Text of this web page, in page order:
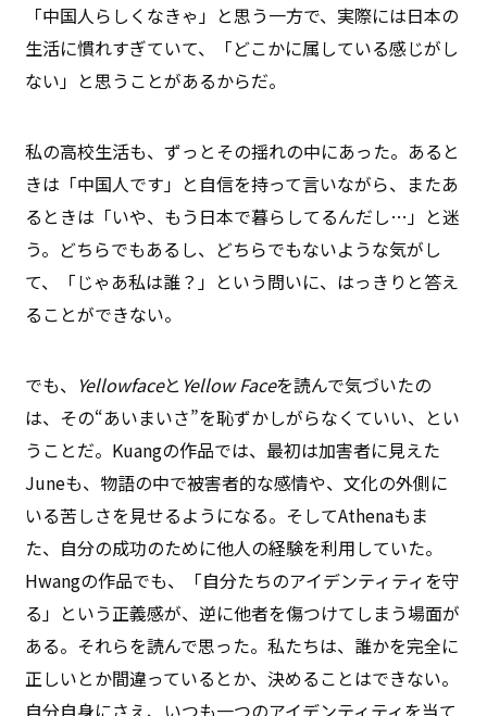
「中国人らしくなきゃ」と思う一方で、実際には日本の
生活に慣れすぎていて、「どこかに属している感じがし
ない」と思うことがあるからだ。
私の高校生活も、ずっとその揺れの中にあった。あると
きは「中国人です」と自信を持って言いながら、またあ
るときは「いや、もう日本で暮らしてるんだし…」と迷
う。どちらでもあるし、どちらでもないような気がし
て、「じゃあ私は誰？」という問いに、はっきりと答え
ることができない。
でも、 Yellowfaceと Yellow Faceを読んで気づいたの
は、その“あいまいさ”を恥ずかしがらなくていい、とい
うことだ。Kuangの作品では、最初は加害者に見えた
Juneも、物語の中で被害者的な感情や、文化の外側に
いる苦しさを見せるようになる。そしてAthenaもま
た、自分の成功のために他人の経験を利用していた。
Hwangの作品でも、「自分たちのアイデンティティを守
る」という正義感が、逆に他者を傷つけてしまう場面が
ある。それらを読んで思った。私たちは、誰かを完全に
正しいとか間違っているとか、決めることはできない。
自分自身にさえ、いつも一つのアイデンティティを当て